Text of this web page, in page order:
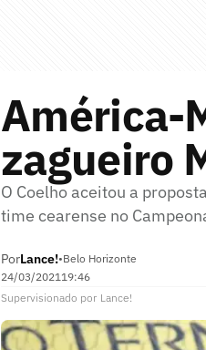
América-
zagueiro
O Coelho aceitou a
time cearense no
PorLance!•Belo Horizonte
24/03/202119:46
Supervisionado por Lance!